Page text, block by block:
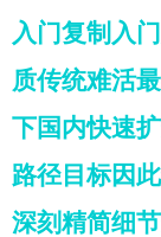
入门复制入
质传统难活
下国内快速
路径目标因
深刻精简细